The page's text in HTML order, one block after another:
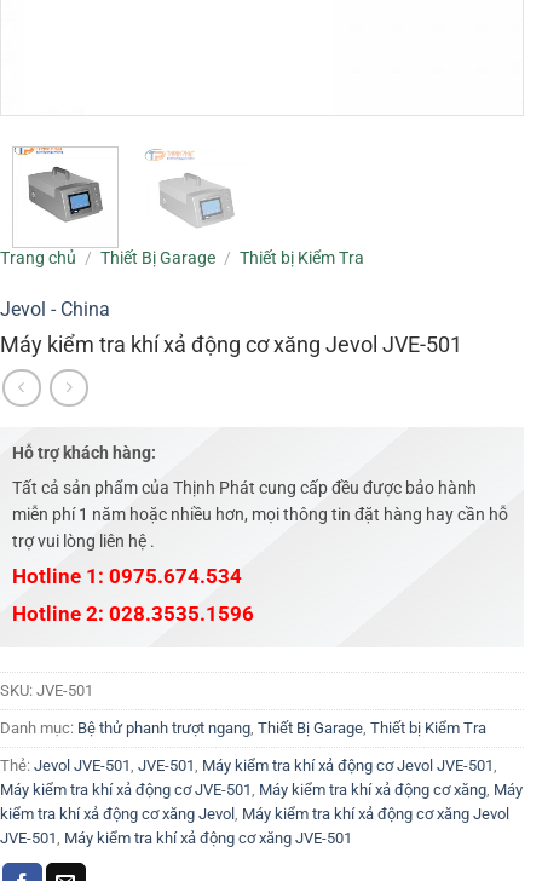
Trang chủ / Thiết Bị Garage / Thiết bị Kiểm Tra
Jevol - China
Máy kiểm tra khí xả động cơ xăng Jevol JVE-501
Hỗ trợ khách hàng:
Tất cả sản phẩm của Thịnh Phát cung cấp đều được bảo hành
miễn phí 1 năm hoặc nhiều hơn, mọi thông tin đặt hàng hay cần hỗ
trợ vui lòng liên hệ .
Hotline 1: 0975.674.534
Hotline 2: 028.3535.1596
SKU: JVE-501
Danh mục: Bệ thử phanh trượt ngang, Thiết Bị Garage, Thiết bị Kiểm Tra
Thẻ: Jevol JVE-501, JVE-501, Máy kiểm tra khí xả động cơ Jevol JVE-501,
Máy kiểm tra khí xả động cơ JVE-501, Máy kiểm tra khí xả động cơ xăng, Máy
kiểm tra khí xả động cơ xăng Jevol , Máy kiểm tra khí xả động cơ xăng Jevol
JVE-501, Máy kiểm tra khí xả động cơ xăng JVE-501